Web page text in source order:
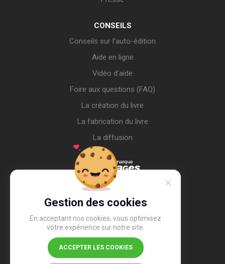
Gestion des cookies
En acceptant nos cookies, vous optimisez
votre expérience sur notre site.
ACCEPTER LES COOKIES
CONSEILS
Conseils sur l’auto-édition
Aide en ligne
Vidéo d’aide
Foire aux questions (FAQ)
La création du livre
La fabrication du livre
La diffusion
4,4